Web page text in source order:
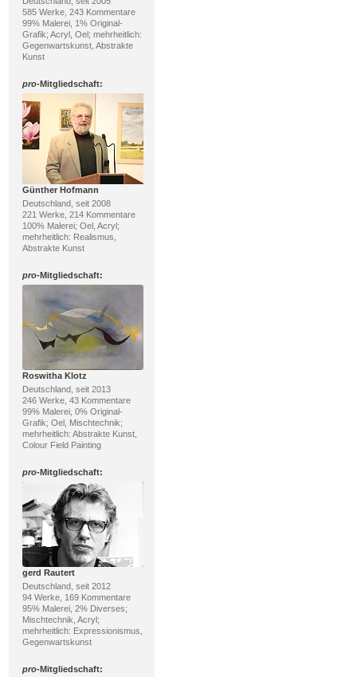
585 Werke, 243 Kommentare
99% Malerei, 1% Original-
Grafik; Acryl, Oel; mehrheitlich:
Gegenwartskunst, Abstrakte
Kunst
pro-Mitgliedschaft:
Günther Hofmann
Deutschland, seit 2008
221 Werke, 214 Kommentare
100% Malerei; Oel, Acryl;
mehrheitlich: Realismus,
Abstrakte Kunst
pro-Mitgliedschaft:
Roswitha Klotz
Deutschland, seit 2013
246 Werke, 43 Kommentare
99% Malerei, 0% Original-
Grafik; Oel, Mischtechnik;
mehrheitlich: Abstrakte Kunst,
Colour Field Painting
pro-Mitgliedschaft:
gerd Rautert
Deutschland, seit 2012
94 Werke, 169 Kommentare
95% Malerei, 2% Diverses;
Mischtechnik, Acryl;
mehrheitlich: Expressionismus,
Gegenwartskunst
pro-Mitgliedschaft: